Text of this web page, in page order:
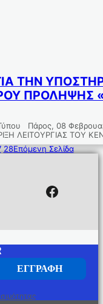
ΤΗΝ
ΠΡΟΛΗΨΗΣ
Πάρος, 08
ΛΕΙΤΟΥΡΓΙΑΣ ΤΟΥ
28Επόμενη Σελίδα